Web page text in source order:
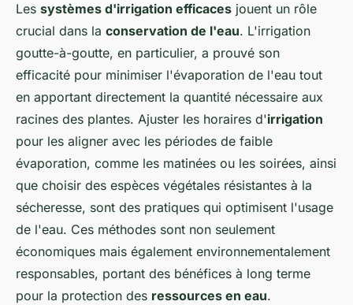
Les systèmes d'irrigation efficaces jouent un rôle
crucial dans la conservation de l'eau. L'irrigation
goutte-à-goutte, en particulier, a prouvé son
efficacité pour minimiser l'évaporation de l'eau tout
en apportant directement la quantité nécessaire aux
racines des plantes. Ajuster les horaires d'irrigation
pour les aligner avec les périodes de faible
évaporation, comme les matinées ou les soirées, ainsi
que choisir des espèces végétales résistantes à la
sécheresse, sont des pratiques qui optimisent l'usage
de l'eau. Ces méthodes sont non seulement
économiques mais également environnementalement
responsables, portant des bénéfices à long terme
pour la protection des ressources en eau.